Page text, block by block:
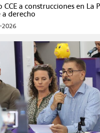
CCE a construcciones en La
derecho